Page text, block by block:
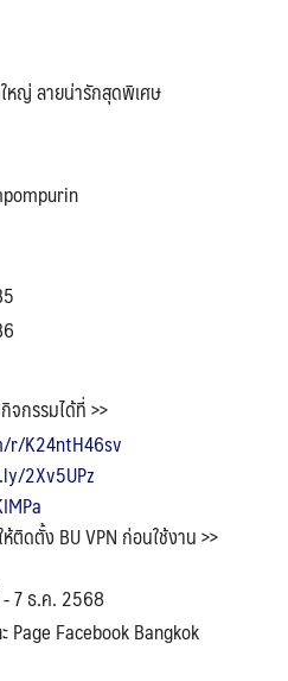
หญ่ ลายน่ารักสุดพิเศษ
จกรรมได้ที่ >>
r/K24ntH46sv
2Xv5UPz
ติดตั้ง BU VPN ก่อนใช้งาน >>
7 ธ.ค. 2568
Page Facebook Bangkok